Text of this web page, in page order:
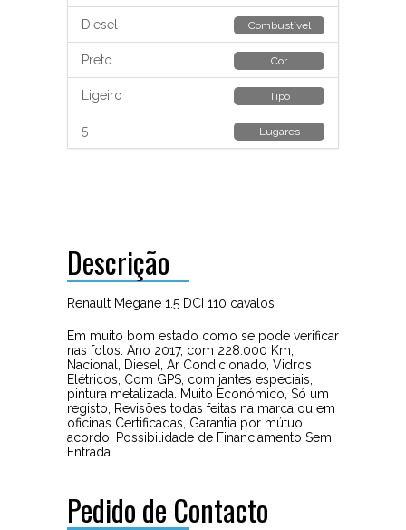
Combustível
Diesel
Cor
Preto
Tipo
Ligeiro
Lugares
5
Descrição
Renault Megane 1.5 DCI 110 cavalos
Em muito bom estado como se pode verificar
nas fotos. Ano 2017, com 228.000 Km,
Nacional, Diesel, Ar Condicionado, Vidros
Elétricos, Com GPS, com jantes especiais,
pintura metalizada. Muito Económico, Só um
registo, Revisões todas feitas na marca ou em
oficinas Certificadas, Garantia por mútuo
acordo, Possibilidade de Financiamento Sem
Entrada.
Pedido de Contacto